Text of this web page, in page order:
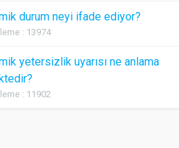
durum neyi ifade ediyor?
: 13974
yetersizlik uyarısı ne anlama
: 11902